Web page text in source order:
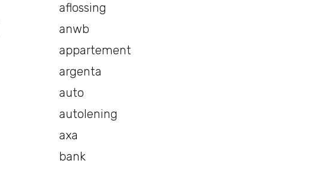
aflossing
anwb
appartement
argenta
auto
autolening
axa
bank